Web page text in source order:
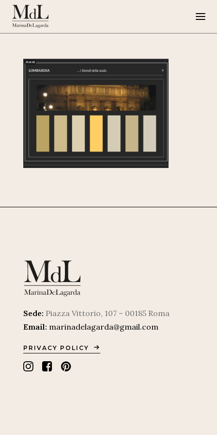
Marina de Lagarda
Lavori
Progetti speciali
Press
G108
EN
Sede: Piazza Vittorio, 107 – 00185 Roma
Email: marinadelagarda@gmail.com
PRIVACY POLICY